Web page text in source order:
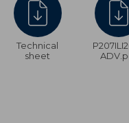
Technical
sheet